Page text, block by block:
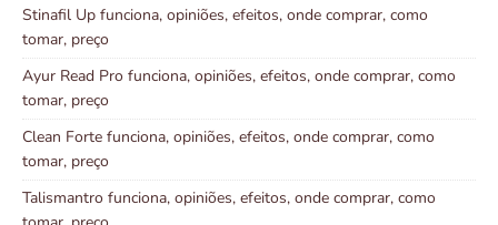
Stinafil Up funciona, opiniões, efeitos, onde comprar, como
tomar, preço
Ayur Read Pro funciona, opiniões, efeitos, onde comprar, como
tomar, preço
Clean Forte funciona, opiniões, efeitos, onde comprar, como
tomar, preço
Talismantro funciona, opiniões, efeitos, onde comprar, como